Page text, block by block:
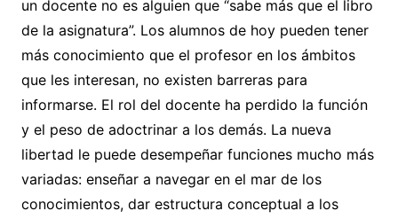
un docente no es alguien que “sabe más que el libro
de la asignatura”. Los alumnos de hoy pueden tener
más conocimiento que el profesor en los ámbitos
que les interesan, no existen barreras para
informarse. El rol del docente ha perdido la función
y el peso de adoctrinar a los demás. La nueva
libertad le puede desempeñar funciones mucho más
variadas: enseñar a navegar en el mar de los
conocimientos, dar estructura conceptual a los